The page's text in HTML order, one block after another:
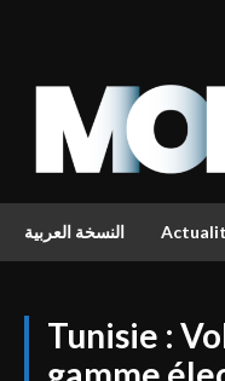
النسخة العربية
Tunisie :